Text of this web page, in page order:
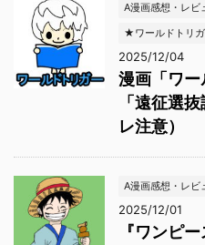
A漫画感想・レビ
★ワールドトリ
2025/12/04
漫画「ワ
「遠征選
レ注意）
A漫画感想・レビ
2025/12/01
『ワンピ